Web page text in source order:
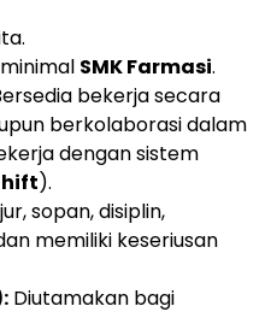
SMK Farmasi.
bekerja secara
berkolaborasi dalam
dengan sistem
).
sopan, disiplin,
memiliki keseriusan
Diutamakan bagi